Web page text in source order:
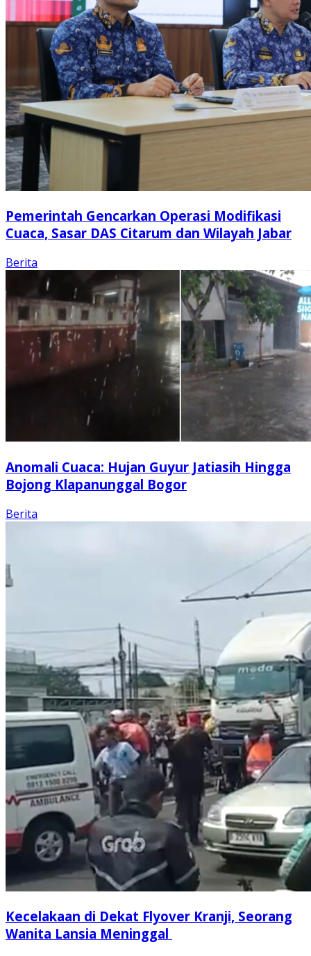
Pemerintah Gencarkan Operasi Modifikasi
Cuaca, Sasar DAS Citarum dan Wilayah Jabar
Berita
Anomali Cuaca: Hujan Guyur Jatiasih Hingga
Bojong Klapanunggal Bogor
Berita
Kecelakaan di Dekat Flyover Kranji, Seorang
Wanita Lansia Meninggal